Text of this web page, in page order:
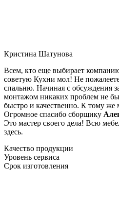
Кристина Шатунова
Всем, кто еще выбирает
советую Кухни мол! Не
спальню. Начиная с обсуждения
монтажом никаких проблем не
быстро и качественно. К тому же
Огромное спасибо сборщику
Это мастер своего дела! Всю
здесь.
Качество продукции
Уровень сервиса
Срок изготовления